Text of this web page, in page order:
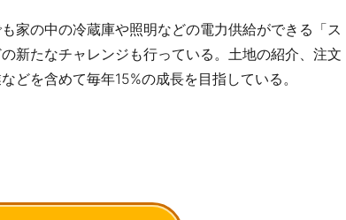
家の中の冷蔵庫や照明などの電力供給ができる「ス
新たなチャレンジも行っている。土地の紹介、注文
を含めて毎年15%の成長を目指している。